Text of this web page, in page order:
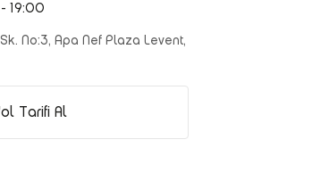
19:00
No:3, Apa Nef Plaza Levent,
Tarifi Al